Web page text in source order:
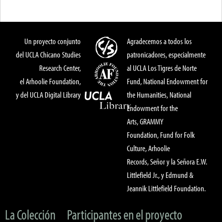
Un proyecto conjunto
del UCLA Chicano Studies
Research Center,
el Arhoolie Foundation,
y del UCLA Digital Library
Agradecemos a todos los
patronicadores, especialmente
al UCLA Los Tigres de Norte
Fund, National Endowment for
the Humanities, National
Endowment for the
Arts, GRAMMY
Foundation, Fund for Folk
Culture, Arhoolie
Records, Señor y la Señora E.W.
Littlefield Jr., y Edmund &
Jeannik Littlefield Foundation.
La Colección
Participantes en el proyecto